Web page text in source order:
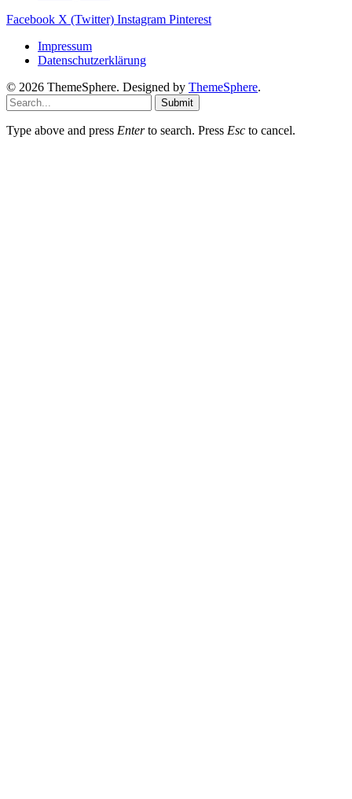
Facebook X (Twitter) Instagram Pinterest
Impressum
Datenschutzerklärung
© 2026 ThemeSphere. Designed by ThemeSphere.
Submit
Type above and press Enterto search. Press Esc to cancel.